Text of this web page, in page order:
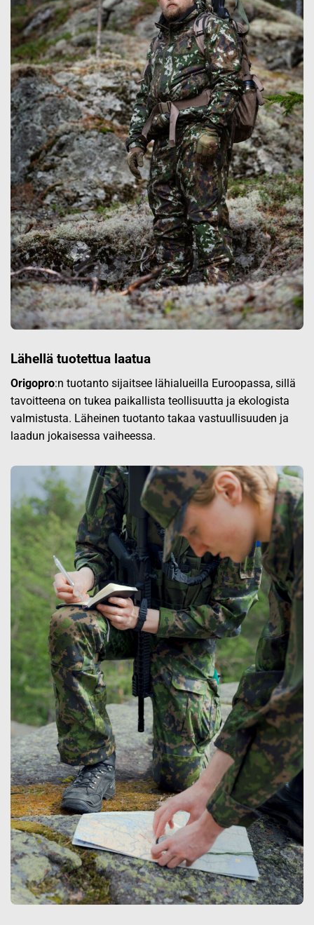
Lähellä tuotettua laatua
Origopro:n tuotanto sijaitsee lähialueilla Euroopassa, sillä
tavoitteena on tukea paikallista teollisuutta ja ekologista
valmistusta. Läheinen tuotanto takaa vastuullisuuden ja
laadun jokaisessa vaiheessa.